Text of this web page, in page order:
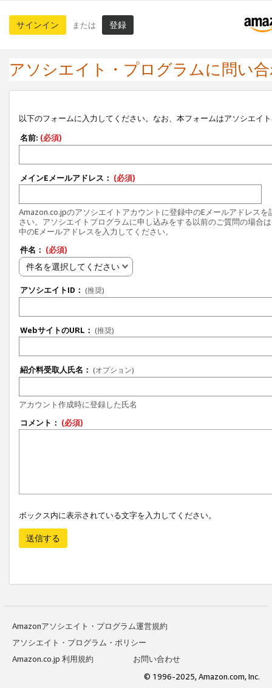
サインイン または 登録
アソシエイト・プログラムに問い
以下のフォームに入力してください。なお、本フォームはアソシエイ
名前: (必須)
メインEメールアドレス： (必須)
Amazon.co.jpのアソシエイトアカウントに登録中のEメールアドレスを
さい。アソシエイトプログラムに申し込みをする以前のご質問の場合
中のEメールアドレスを入力してください。
件名： (必須)
件名を選択してください
アソシエイトID： (推奨)
WebサイトのURL： (推奨)
紹介料受取人氏名： (オプション)
アカウント作成時に登録した氏名
コメント： (必須)
ボックス内に表示されている文字を入力してください。
送信する
Amazonアソシエイト・プログラム運営規約
アソシエイト・プログラム・ポリシー
Amazon.co.jp 利用規約
お問い合わせ
© 1996-2025, Amazon.com, Inc.